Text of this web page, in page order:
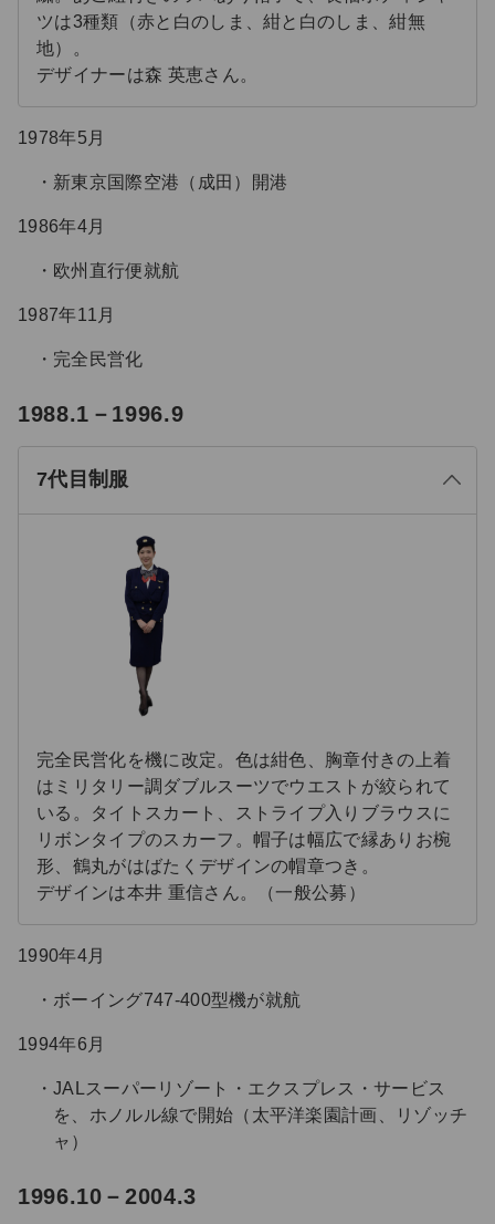
ツは3種類（赤と白のしま、紺と白のしま、紺無
地）。
デザイナーは森 英恵さん。
1978年5月
新東京国際空港（成田）開港
1986年4月
欧州直行便就航
1987年11月
完全民営化
1988.1－1996.9
7代目制服
完全民営化を機に改定。色は紺色、胸章付きの上着
はミリタリー調ダブルスーツでウエストが絞られて
いる。タイトスカート、ストライプ入りブラウスに
リボンタイプのスカーフ。帽子は幅広で縁ありお椀
形、鶴丸がはばたくデザインの帽章つき。
デザインは本井 重信さん。（一般公募）
1990年4月
ボーイング747-400型機が就航
1994年6月
JALスーパーリゾート・エクスプレス・サービス
を、ホノルル線で開始（太平洋楽園計画、リゾッチ
ャ）
1996.10－2004.3